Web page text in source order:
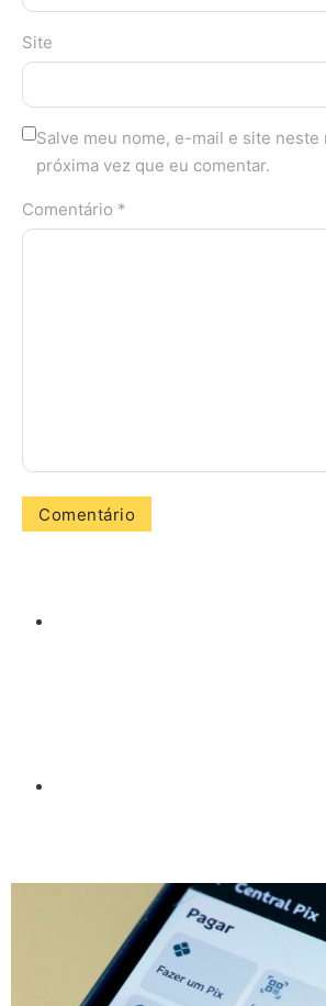
Site
Salve meu nome, e-mail e site neste
próxima vez que eu comentar.
Comentário *